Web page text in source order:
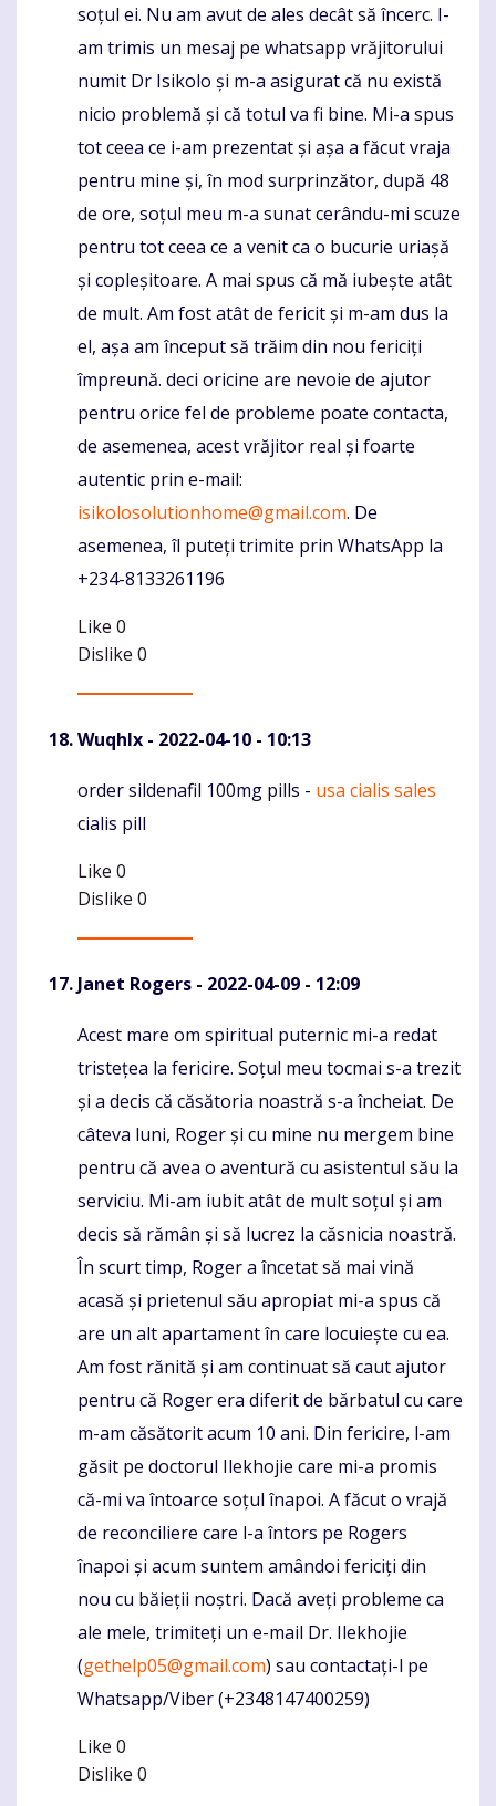
soțul ei. Nu am avut de ales decât să încerc. I-
am trimis un mesaj pe whatsapp vrăjitorului
numit Dr Isikolo și m-a asigurat că nu există
nicio problemă și că totul va fi bine. Mi-a spus
tot ceea ce i-am prezentat și așa a făcut vraja
pentru mine și, în mod surprinzător, după 48
de ore, soțul meu m-a sunat cerându-mi scuze
pentru tot ceea ce a venit ca o bucurie uriașă
și copleșitoare. A mai spus că mă iubește atât
de mult. Am fost atât de fericit și m-am dus la
el, așa am început să trăim din nou fericiți
împreună. deci oricine are nevoie de ajutor
pentru orice fel de probleme poate contacta,
de asemenea, acest vrăjitor real și foarte
autentic prin e-mail:
isikolosolutionhome@gmail.com. De
asemenea, îl puteți trimite prin WhatsApp la
+234-8133261196
Like 0
Dislike 0
Wuqhlx - 2022-04-10 - 10:13
Komentaras
order sildenafil 100mg pills - usa cialis sales
cialis pill
Like 0
Dislike 0
Janet Rogers - 2022-04-09 - 12:09
Komentaras
Acest mare om spiritual puternic mi-a redat
tristețea la fericire. Soțul meu tocmai s-a trezit
și a decis că căsătoria noastră s-a încheiat. De
câteva luni, Roger și cu mine nu mergem bine
pentru că avea o aventură cu asistentul său la
serviciu. Mi-am iubit atât de mult soțul și am
decis să rămân și să lucrez la căsnicia noastră.
În scurt timp, Roger a încetat să mai vină
acasă și prietenul său apropiat mi-a spus că
are un alt apartament în care locuiește cu ea.
Am fost rănită și am continuat să caut ajutor
pentru că Roger era diferit de bărbatul cu care
m-am căsătorit acum 10 ani. Din fericire, l-am
găsit pe doctorul Ilekhojie care mi-a promis
că-mi va întoarce soțul înapoi. A făcut o vrajă
de reconciliere care l-a întors pe Rogers
înapoi și acum suntem amândoi fericiți din
nou cu băieții noștri. Dacă aveți probleme ca
ale mele, trimiteți un e-mail Dr. Ilekhojie
(gethelp05@gmail.com) sau contactați-l pe
Whatsapp/Viber (+2348147400259)
Like 0
Dislike 0